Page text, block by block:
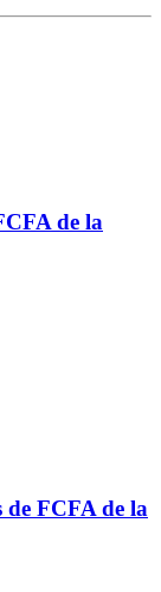
de la
FCFA de la